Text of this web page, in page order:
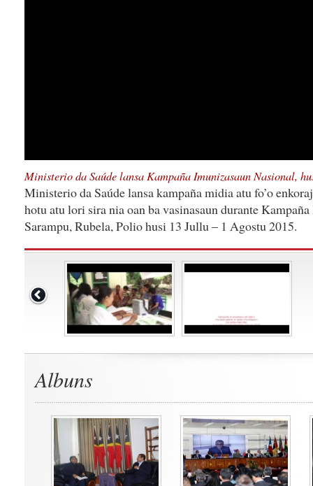
‪Ministerio da Saúde lansa Kampaña Imunizasaun Nasional,
Ministerio da Saúde lansa kampaña midia atu fo’o
hotu atu lori sira nia oan ba vasinasaun durante
Sarampu, Rubela, Polio husi 13 Jullu – 1 Agostu 2015.
Albuns